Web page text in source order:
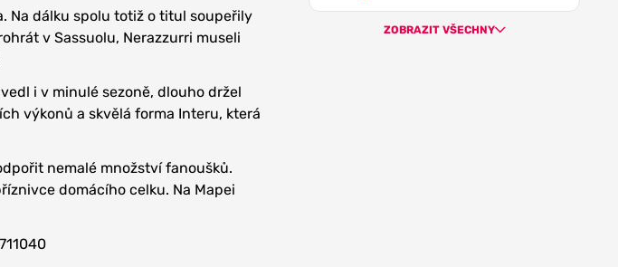
Na dálku spolu totiž o titul soupeřily
v Sassuolu, Nerazzurri museli
i v minulé sezoně, dlouho držel
výkonů a skvělá forma Interu, která
nemalé množství fanoušků.
domácího celku. Na Mapei
ZOBRAZIT VŠECHNY